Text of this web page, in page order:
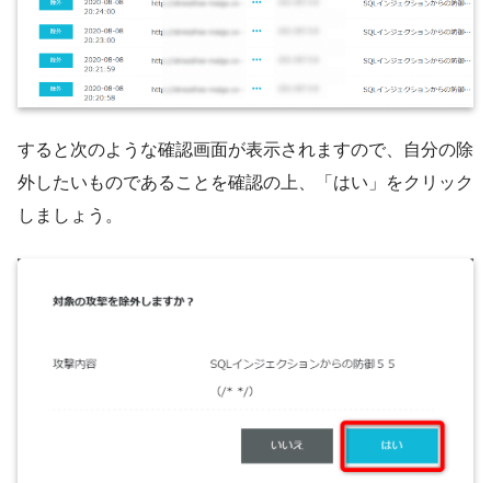
すると次のような確認画面が表示されますので、自分の除
外したいものであることを確認の上、「はい」をクリック
しましょう。